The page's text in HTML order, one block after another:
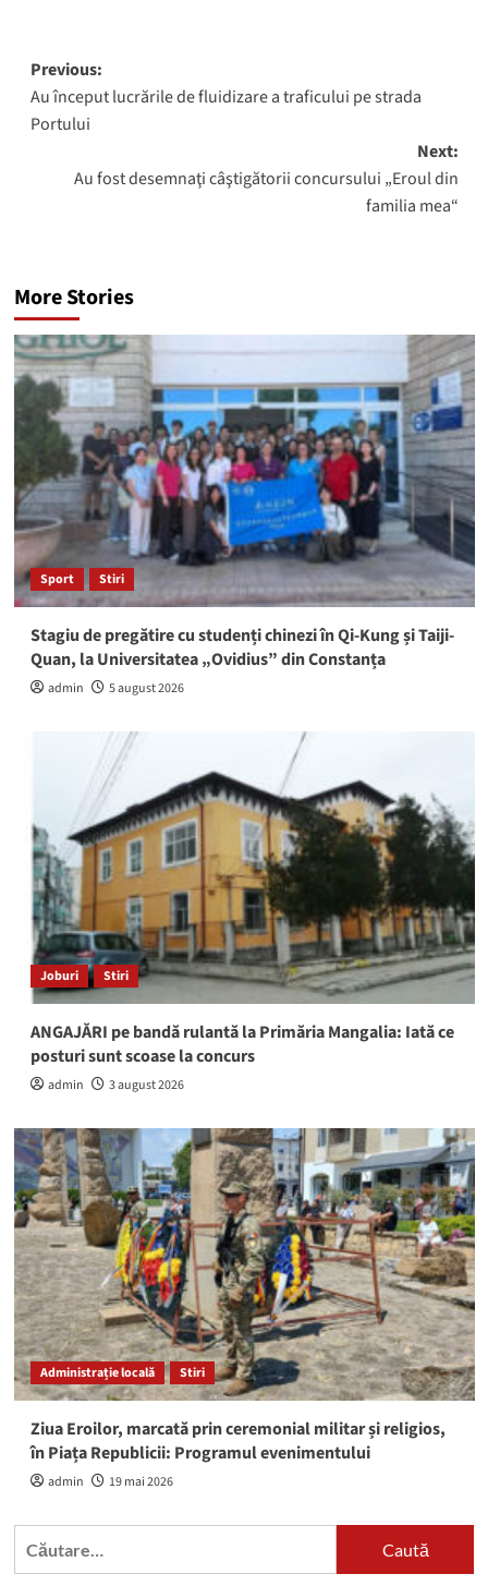
Post
navigation
Previous:
Au început lucrările de fluidizare a traficului pe strada
Portului
Next:
Au fost desemnaţi câştigătorii concursului „Eroul din
familia mea“
More Stories
Sport Stiri
Stagiu de pregătire cu studenți chinezi în Qi-Kung și Taiji-
Quan, la Universitatea „Ovidius” din Constanța
admin 5 august 2026
Joburi Stiri
ANGAJĂRI pe bandă rulantă la Primăria Mangalia: Iată ce
posturi sunt scoase la concurs
admin 3 august 2026
Administrație locală Stiri
Ziua Eroilor, marcată prin ceremonial militar și religios,
în Piața Republicii: Programul evenimentului
admin 19 mai 2026
Caută